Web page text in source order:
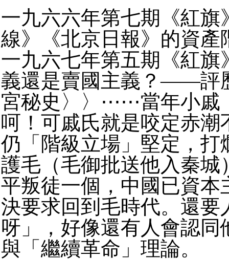
一九六六年第七期《紅旗
線》《北京日報》的資產
一九六七年第五期《紅旗
義還是賣國主義？——評
宮秘史〉〉⋯⋯當年小戚
呵！可戚氏就是咬定赤潮
仍「階級立場」堅定，打
護毛（毛御批送他入秦城
平叛徒一個，中國已資本
決要求回到毛時代。還要
呀」，好像還有人會認同
與「繼續革命」理論。